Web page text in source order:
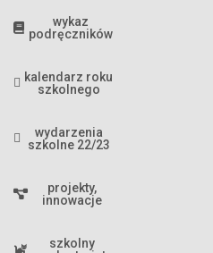
wykaz
podręczników
kalendarz roku
szkolnego
wydarzenia
szkolne 22/23
projekty,
innowacje
szkolny